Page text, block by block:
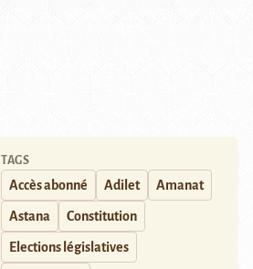
TAGS
Accès abonné Adilet Amanat
Astana Constitution
Elections législatives